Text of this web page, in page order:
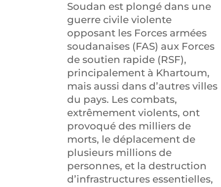
Soudan est plongé dans une
guerre civile violente
opposant les Forces armées
soudanaises (FAS) aux Forces
de soutien rapide (RSF),
principalement à Khartoum,
mais aussi dans d’autres villes
du pays. Les combats,
extrêmement violents, ont
provoqué des milliers de
morts, le déplacement de
plusieurs millions de
personnes, et la destruction
d’infrastructures essentielles,